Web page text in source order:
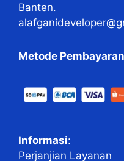
Banten.
Metode Pembayaran
Informasi:
Perjanjian Layanan